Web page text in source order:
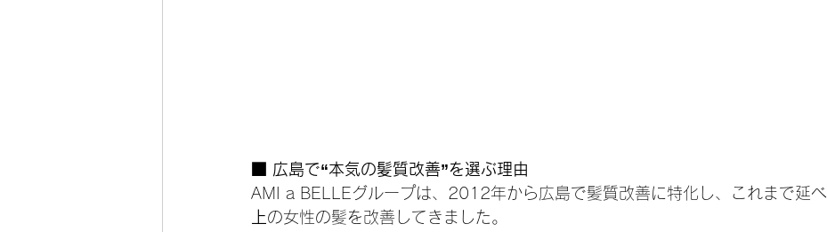
■ 広島で“本気の髪質改善”を選ぶ理由
AMI a BELLEグループは、2012年から広島で髪質改善に特化し、これまで延べ
上の女性の髪を改善してきました。